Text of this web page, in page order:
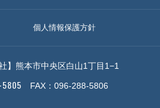
個人情報保護方針
】熊本市中央区白山1丁目1−1
FAX：096-288-5806